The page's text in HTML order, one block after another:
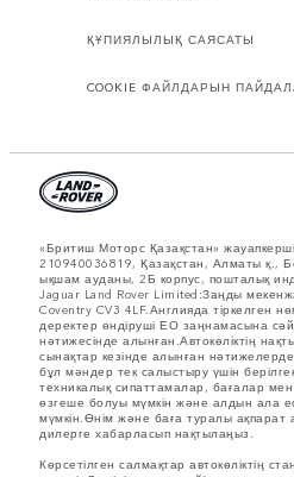
ҚҰПИЯЛЫЛЫҚ САЯСАТЫ
COOKIE ФАЙЛДАРЫН
«Бритиш Моторс Қазақстан»
210940036819, Қазақстан, Алматы қ.,
ықшам ауданы, 2Б корпус, пошталық
Jaguar Land Rover Limited:Заңды
Coventry CV3 4LF.Англияда тіркелген
деректер өндіруші ЕО заңнамасына
нәтижесінде алынған.Автокөліктің
сынақтар кезінде алынған
бұл мәндер тек салыстыру үшін
техникалық сипаттамалар, бағалар
өзгеше болуы мүмкін және алдын ала
мүмкін.Өнім және баға туралы ақпарат
дилерге хабарласып нақтылаңыз.
Көрсетілген салмақтар автокөліктің